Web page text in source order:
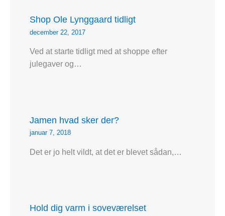
Shop Ole Lynggaard tidligt
december 22, 2017
Ved at starte tidligt med at shoppe efter
julegaver og…
Jamen hvad sker der?
januar 7, 2018
Det er jo helt vildt, at det er blevet sådan,…
Hold dig varm i soveværelset